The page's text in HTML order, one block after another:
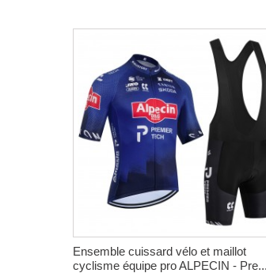
Ensemble cuissard vélo et maillot
cyclisme équipe pro ALPECIN - Pre...